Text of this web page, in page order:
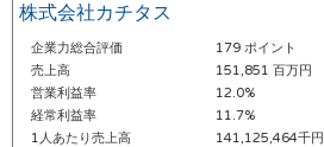
株式会社カチタス
企業力総合評価
179 ポイント
売上高
151,851 百万円
営業利益率
12.0%
経常利益率
11.7%
1人あたり売上高
141,125,464千円